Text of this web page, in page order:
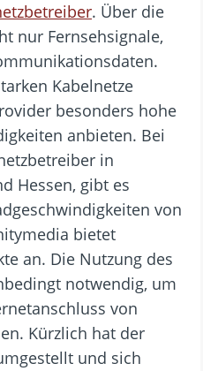
. Über die
nur Fernsehsignale,
Kabelnetze
besonders hohe
anbieten. Bei
in
Hessen, gibt es
von
bietet
an. Die Nutzung des
notwendig, um
von
Kürzlich hat der
und sich